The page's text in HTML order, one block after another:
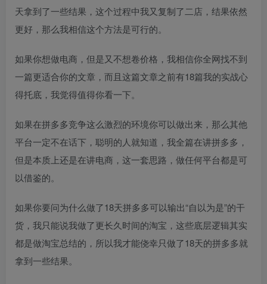
天拿到了一些结果，这个过程中我又复制了二店，结果依然
更好，那么我相信这个方法是可行的。
如果你想做电商，但是又不想卷价格，我相信你全网找不到
一篇更适合你的文章，而且这篇文章之前有18篇我的实战心
得托底，我觉得值得你看一下。
如果在拼多多竞争这么激烈的环境你可以做出来，那么其他
平台一定不在话下，聪明的人就知道，我全篇在讲拼多多，
但是本质上还是在讲电商，这一套思路，做任何平台都是可
以借鉴的。
如果你要问为什么做了18天拼多多可以输出“自以为是”的干
货，我只能说我做了更长久时间的淘宝，这些底层逻辑其实
都是做淘宝总结的，所以我才能侥幸只做了18天的拼多多就
拿到一些结果。